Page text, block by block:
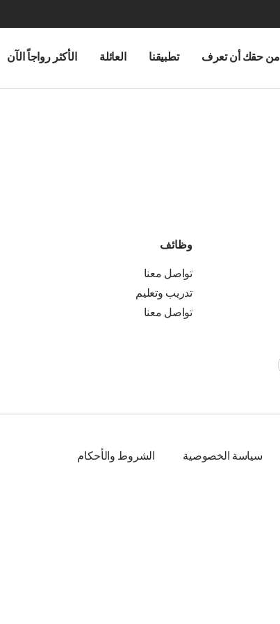
من حقك أن تعرف تطبيقنا العائلة الأكثر رواجاً الآن
وظائف
تواصل معنا
تدريب وتعليم
تواصل معنا
سياسة الخصوصية الشروط والأحكام